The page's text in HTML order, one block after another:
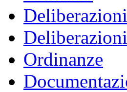
Ordinanze